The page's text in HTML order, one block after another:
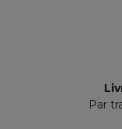
Par